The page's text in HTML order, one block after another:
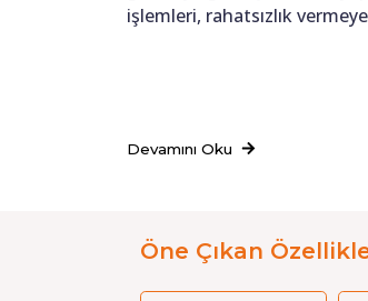
işlemleri, rahatsızlık
Devamını Oku
Öne Çıkan